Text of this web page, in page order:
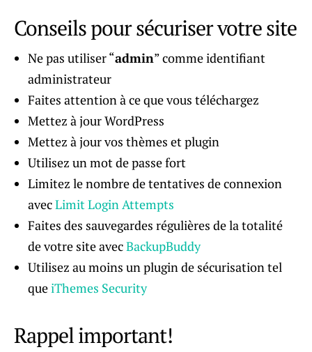
Conseils pour sécuriser votre site
Ne pas utiliser “admin” comme identifiant
administrateur
Faites attention à ce que vous téléchargez
Mettez à jour WordPress
Mettez à jour vos thèmes et plugin
Utilisez un mot de passe fort
Limitez le nombre de tentatives de connexion
avecLimit Login Attempts
Faites des sauvegardes régulières de la totalité
de votre site avecBackupBuddy
Utilisez au moins un plugin de sécurisation tel
queiThemes Security
Rappel important!